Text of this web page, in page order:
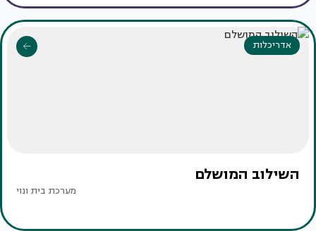
אדריכלות
השילוב המושלם
מערכת בית ונוי